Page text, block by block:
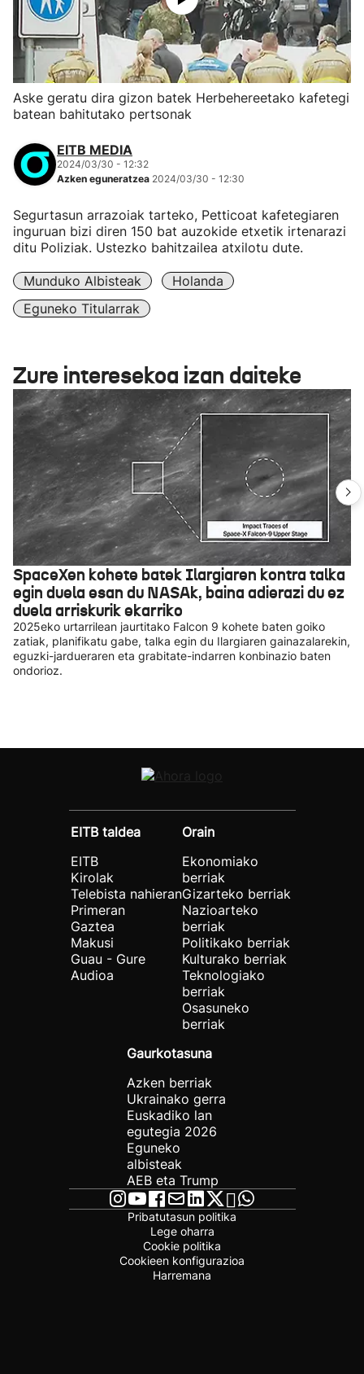
Aske geratu dira gizon batek Herbehereetako kafetegi
batean bahitutako pertsonak
EITB MEDIA
2024/03/30 - 12:32
Azken eguneratzea 2024/03/30 - 12:30
Segurtasun arrazoiak tarteko, Petticoat kafetegiaren
inguruan bizi diren 150 bat auzokide etxetik irtenarazi
ditu Poliziak. Ustezko bahitzailea atxilotu dute.
Munduko Albisteak
Holanda
Eguneko Titularrak
Zure interesekoa izan daiteke
SpaceXen kohete batek Ilargiaren kontra talka
egin duela esan du NASAk, baina adierazi du ez
duela arriskurik ekarriko
2025eko urtarrilean jaurtitako Falcon 9 kohete baten goiko
zatiak, planifikatu gabe, talka egin du Ilargiaren gainazalarekin,
eguzki-jardueraren eta grabitate-indarren konbinazio baten
ondorioz.
EITB taldea
EITB
Kirolak
Telebista nahieran
Primeran
Gaztea
Makusi
Guau - Gure
Audioa
Orain
Ekonomiako
berriak
Gizarteko berriak
Nazioarteko
berriak
Politikako berriak
Kulturako berriak
Teknologiako
berriak
Osasuneko
berriak
Gaurkotasuna
Azken berriak
Ukrainako gerra
Euskadiko lan
egutegia 2026
Eguneko
albisteak
AEB eta Trump
Pribatutasun politika
Lege oharra
Cookie politika
Cookieen konfigurazioa
Harremana